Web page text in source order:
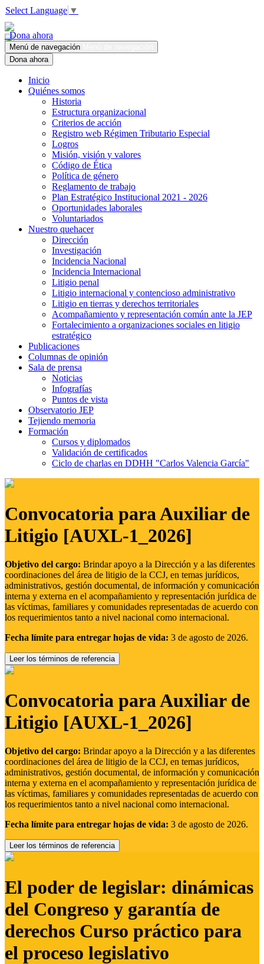
Select Language ▼
Dona ahora
Menú de navegación
Dona ahora
Inicio
Quiénes somos
Historia
Estructura organizacional
Criterios de acción
Registro web Régimen Tributario Especial
Logros
Misión, visión y valores
Código de Ética
Política de género
Reglamento de trabajo
Plan Estratégico Institucional 2021 - 2026
Oportunidades laborales
Voluntariados
Nuestro quehacer
Dirección
Investigación
Incidencia Nacional
Incidencia Internacional
Litigio penal
Litigio internacional y contencioso administrativo
Litigio en tierras y derechos territoriales
Acompañamiento y representación común ante la JEP
Fortalecimiento a organizaciones sociales en litigio
estratégico
Publicaciones
Columnas de opinión
Sala de prensa
Noticias
Infografías
Puntos de vista
Observatorio JEP
Tejiendo memoria
Formación
Cursos y diplomados
Validación de certificados
Ciclo de charlas en DDHH "Carlos Valencia García"
Convocatoria para Auxiliar de
Litigio [AUXL-1_2026]
Objetivo del cargo: Brindar apoyo a la Dirección y a las diferentes
coordinaciones del área de litigio de la CCJ, en temas jurídicos,
administrativos, gestión documental, de información y comunicación
interna y externa en el acompañamiento y representación jurídica de
las víctimas, familiares y comunidades representadas de acuerdo con
los requerimientos tanto a nivel nacional como internacional.
Fecha límite para entregar hojas de vida: 3 de agosto de 2026.
Leer los términos de referencia
Convocatoria para Auxiliar de
Litigio [AUXL-1_2026]
Objetivo del cargo: Brindar apoyo a la Dirección y a las diferentes
coordinaciones del área de litigio de la CCJ, en temas jurídicos,
administrativos, gestión documental, de información y comunicación
interna y externa en el acompañamiento y representación jurídica de
las víctimas, familiares y comunidades representadas de acuerdo con
los requerimientos tanto a nivel nacional como internacional.
Fecha límite para entregar hojas de vida: 3 de agosto de 2026.
Leer los términos de referencia
El poder de legislar: dinámicas
del Congreso y garantía de
derechos Curso práctico para
el proceso legislativo